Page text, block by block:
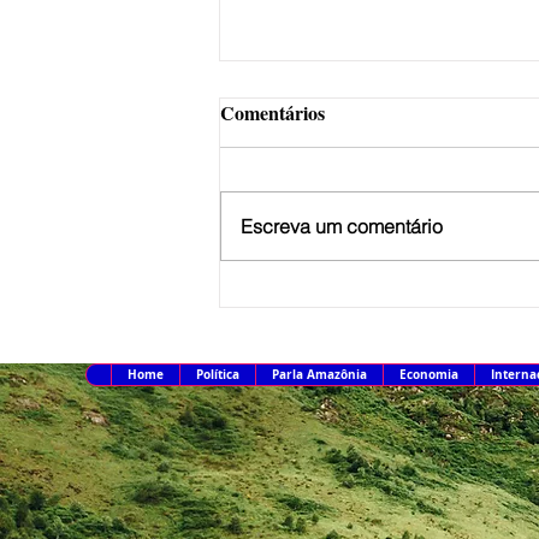
Caso Marielle: Justiça amplia
Queiroz
Comentários
Escreva um comentário
Home Política Parla Amazônia Economia